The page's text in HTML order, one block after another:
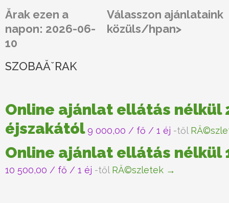
Ărak ezen a
napon: 2026-06-
10
Válasszon ajánlataink
közüls/hpan>
SZOBAĂˇRAK
Online ajánlat ellátás nélkül
éjszakától 9 000,00 / fő / 1 éj -től
Online ajánlat ellátás nélkül
10 500,00 / fő / 1 éj -től RĂ©szletek →